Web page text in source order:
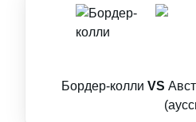
Бордер-колли VS